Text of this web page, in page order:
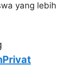
yang lebih